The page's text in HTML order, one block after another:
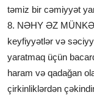
təmiz bir cəmiyyət
8. NƏHY ƏZ
keyfiyyətlər və
yaratmaq üçün
haram və qadağan
çirkinliklərdən